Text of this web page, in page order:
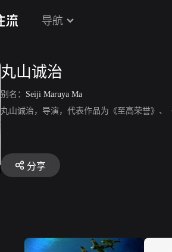
导航
丸山诚治
别名： Seiji Maruya Ma
丸山诚治，导演，代表作品为《至高荣誉》
分享